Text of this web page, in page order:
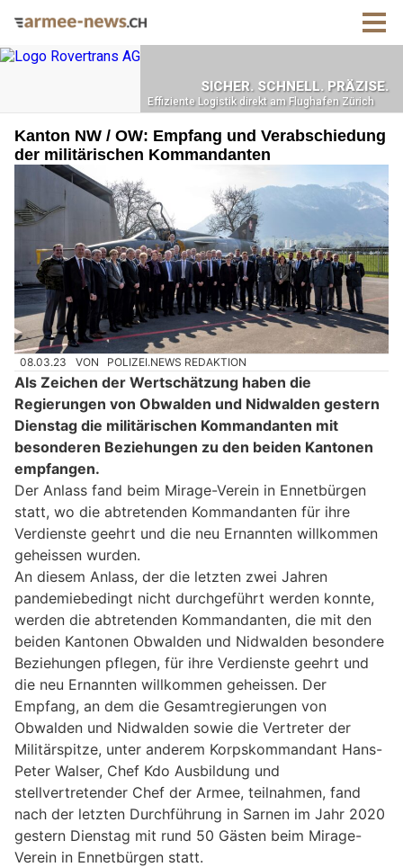
Kanton NW / OW: Empfang und Verabschiedung
der militärischen Kommandanten
08.03.23 VON POLIZEI.NEWS REDAKTION
Als Zeichen der Wertschätzung haben die
Regierungen von Obwalden und Nidwalden gestern
Dienstag die militärischen Kommandanten mit
besonderen Beziehungen zu den beiden Kantonen
empfangen.
Der Anlass fand beim Mirage-Verein in Ennetbürgen
statt, wo die abtretenden Kommandanten für ihre
Verdienste geehrt und die neu Ernannten willkommen
geheissen wurden.
An diesem Anlass, der die letzten zwei Jahren
pandemiebedingt nicht durchgeführt werden konnte,
werden die abtretenden Kommandanten, die mit den
beiden Kantonen Obwalden und Nidwalden besondere
Beziehungen pflegen, für ihre Verdienste geehrt und
die neu Ernannten willkommen geheissen. Der
Empfang, an dem die Gesamtregierungen von
Obwalden und Nidwalden sowie die Vertreter der
Militärspitze, unter anderem Korpskommandant Hans-
Peter Walser, Chef Kdo Ausbildung und
stellvertretender Chef der Armee, teilnahmen, fand
nach der letzten Durchführung in Sarnen im Jahr 2020
gestern Dienstag mit rund 50 Gästen beim Mirage-
Verein in Ennetbürgen statt.